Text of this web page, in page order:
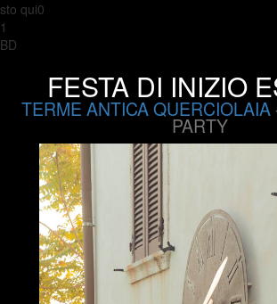
sto qui0
1
BD
FESTA DI INIZIO
TERME ANTICA QUERCIOLAIA
PARTY